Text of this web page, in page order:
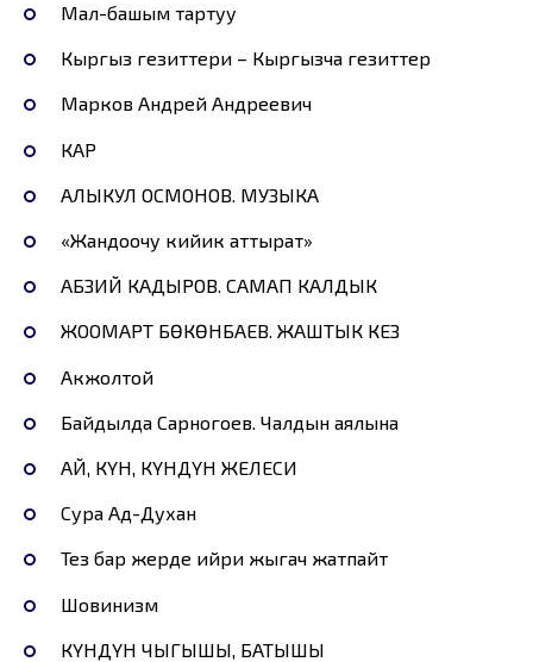
Мал-башым тартуу
Кыргыз гезиттери – Кыргызча гезиттер
Марков Андрей Андреевич
КАР
АЛЫКУЛ ОСМОНОВ. МУЗЫКА
«Жандоочу кийик аттырат»
АБЗИЙ КАДЫРОВ. САМАП КАЛДЫК
ЖООМАРТ БӨКӨНБАЕВ. ЖАШТЫК КЕЗ
Акжолтой
Байдылда Сарногоев. Чалдын аялына
АЙ, КҮН, КҮНДҮН ЖЕЛЕСИ
Сура Ад-Духан
Тез бар жерде ийри жыгач жатпайт
Шовинизм
КҮНДҮН ЧЫГЫШЫ, БАТЫШЫ